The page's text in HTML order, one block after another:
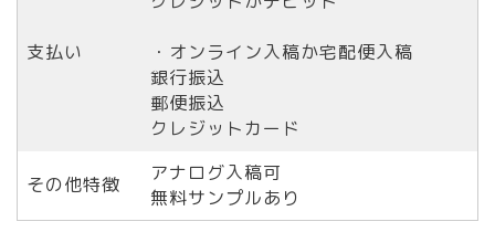
支払い
・オンライン入稿か宅配便入稿
銀行振込
郵便振込
クレジットカード
その他特徴
アナログ入稿可
無料サンプルあり